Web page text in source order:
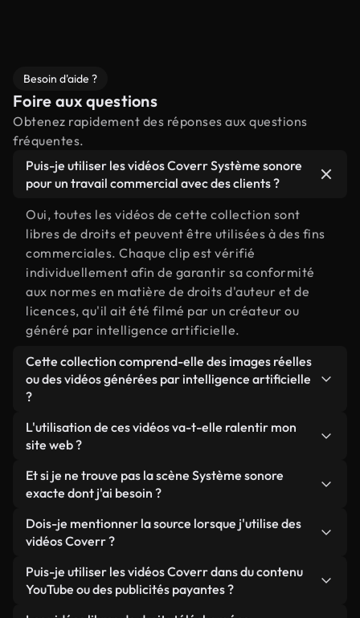
Besoin d'aide ?
Foire aux questions
Obtenez rapidement des réponses aux questions
fréquentes.
Puis-je utiliser les vidéos Coverr Système sonore
pour un travail commercial avec des clients ?
Oui, toutes les vidéos de cette collection sont
libres de droits et peuvent être utilisées à des fins
commerciales. Chaque clip est vérifié
individuellement afin de garantir sa conformité
aux normes en matière de droits d'auteur et de
licences, qu'il ait été filmé par un créateur ou
généré par intelligence artificielle.
Cette collection comprend-elle des images réelles
ou des vidéos générées par intelligence artificielle
?
Les deux. Il s'agit d'une bibliothèque hybride
composée de véritables images filmées par des
vidéos générées par IA. Chaque vidéo est
clairement identifiée afin que vous sachiez
toujours ce que vous utilisez.
L'utilisation de ces vidéos va-t-elle ralentir mon
site web ?
Sauf si vous choisissez nos versions optimisées.
Nous proposons des formats légers, prêts pour le
ils conservent une qualité élevée tout en
minimisant les temps de chargement et en
améliorant des indicateurs comme le LCP.
Et si je ne trouve pas la scène Système sonore
exacte dont j'ai besoin ?
Vous pouvez en créer une instantanément avec
Coverr AI Studio. Il vous suffit de décrire la scène,
», et le Studio générera en quelques secondes une
vidéo personnalisée conforme à nos normes de
licence.
Dois-je mentionner la source lorsque j'utilise des
vidéos Coverr ?
Aucune attribution n'est requise. Toutes les vidéos
de notre bibliothèque sont libres de droits et
Puis-je utiliser les vidéos Coverr dans du contenu
YouTube ou des publicités payantes ?
Oui. Toutes les séquences vidéo de Coverr peuvent